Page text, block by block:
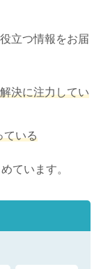
立つ情報をお届
解決に注力してい
ている
ています。